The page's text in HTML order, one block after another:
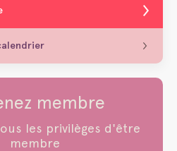
membre
les privilèges d'être
membre